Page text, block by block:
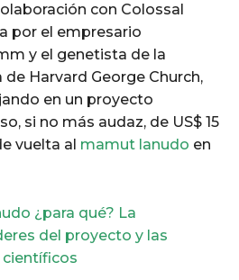
con Colossal
por el empresario
y el genetista de la
de Harvard George Church,
en un proyecto
si no más audaz, de US$ 15
vuelta al mamut lanudo en
¿para qué? La
del proyecto y las